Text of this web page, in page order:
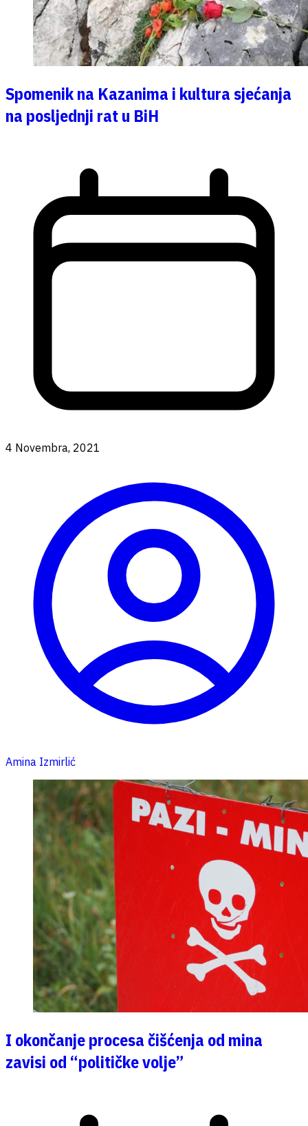
Spomenik na Kazanima i kultura sjećanja
na posljednji rat u BiH
4 Novembra, 2021
Amina Izmirlić
I okončanje procesa čišćenja od mina
zavisi od “političke volje”